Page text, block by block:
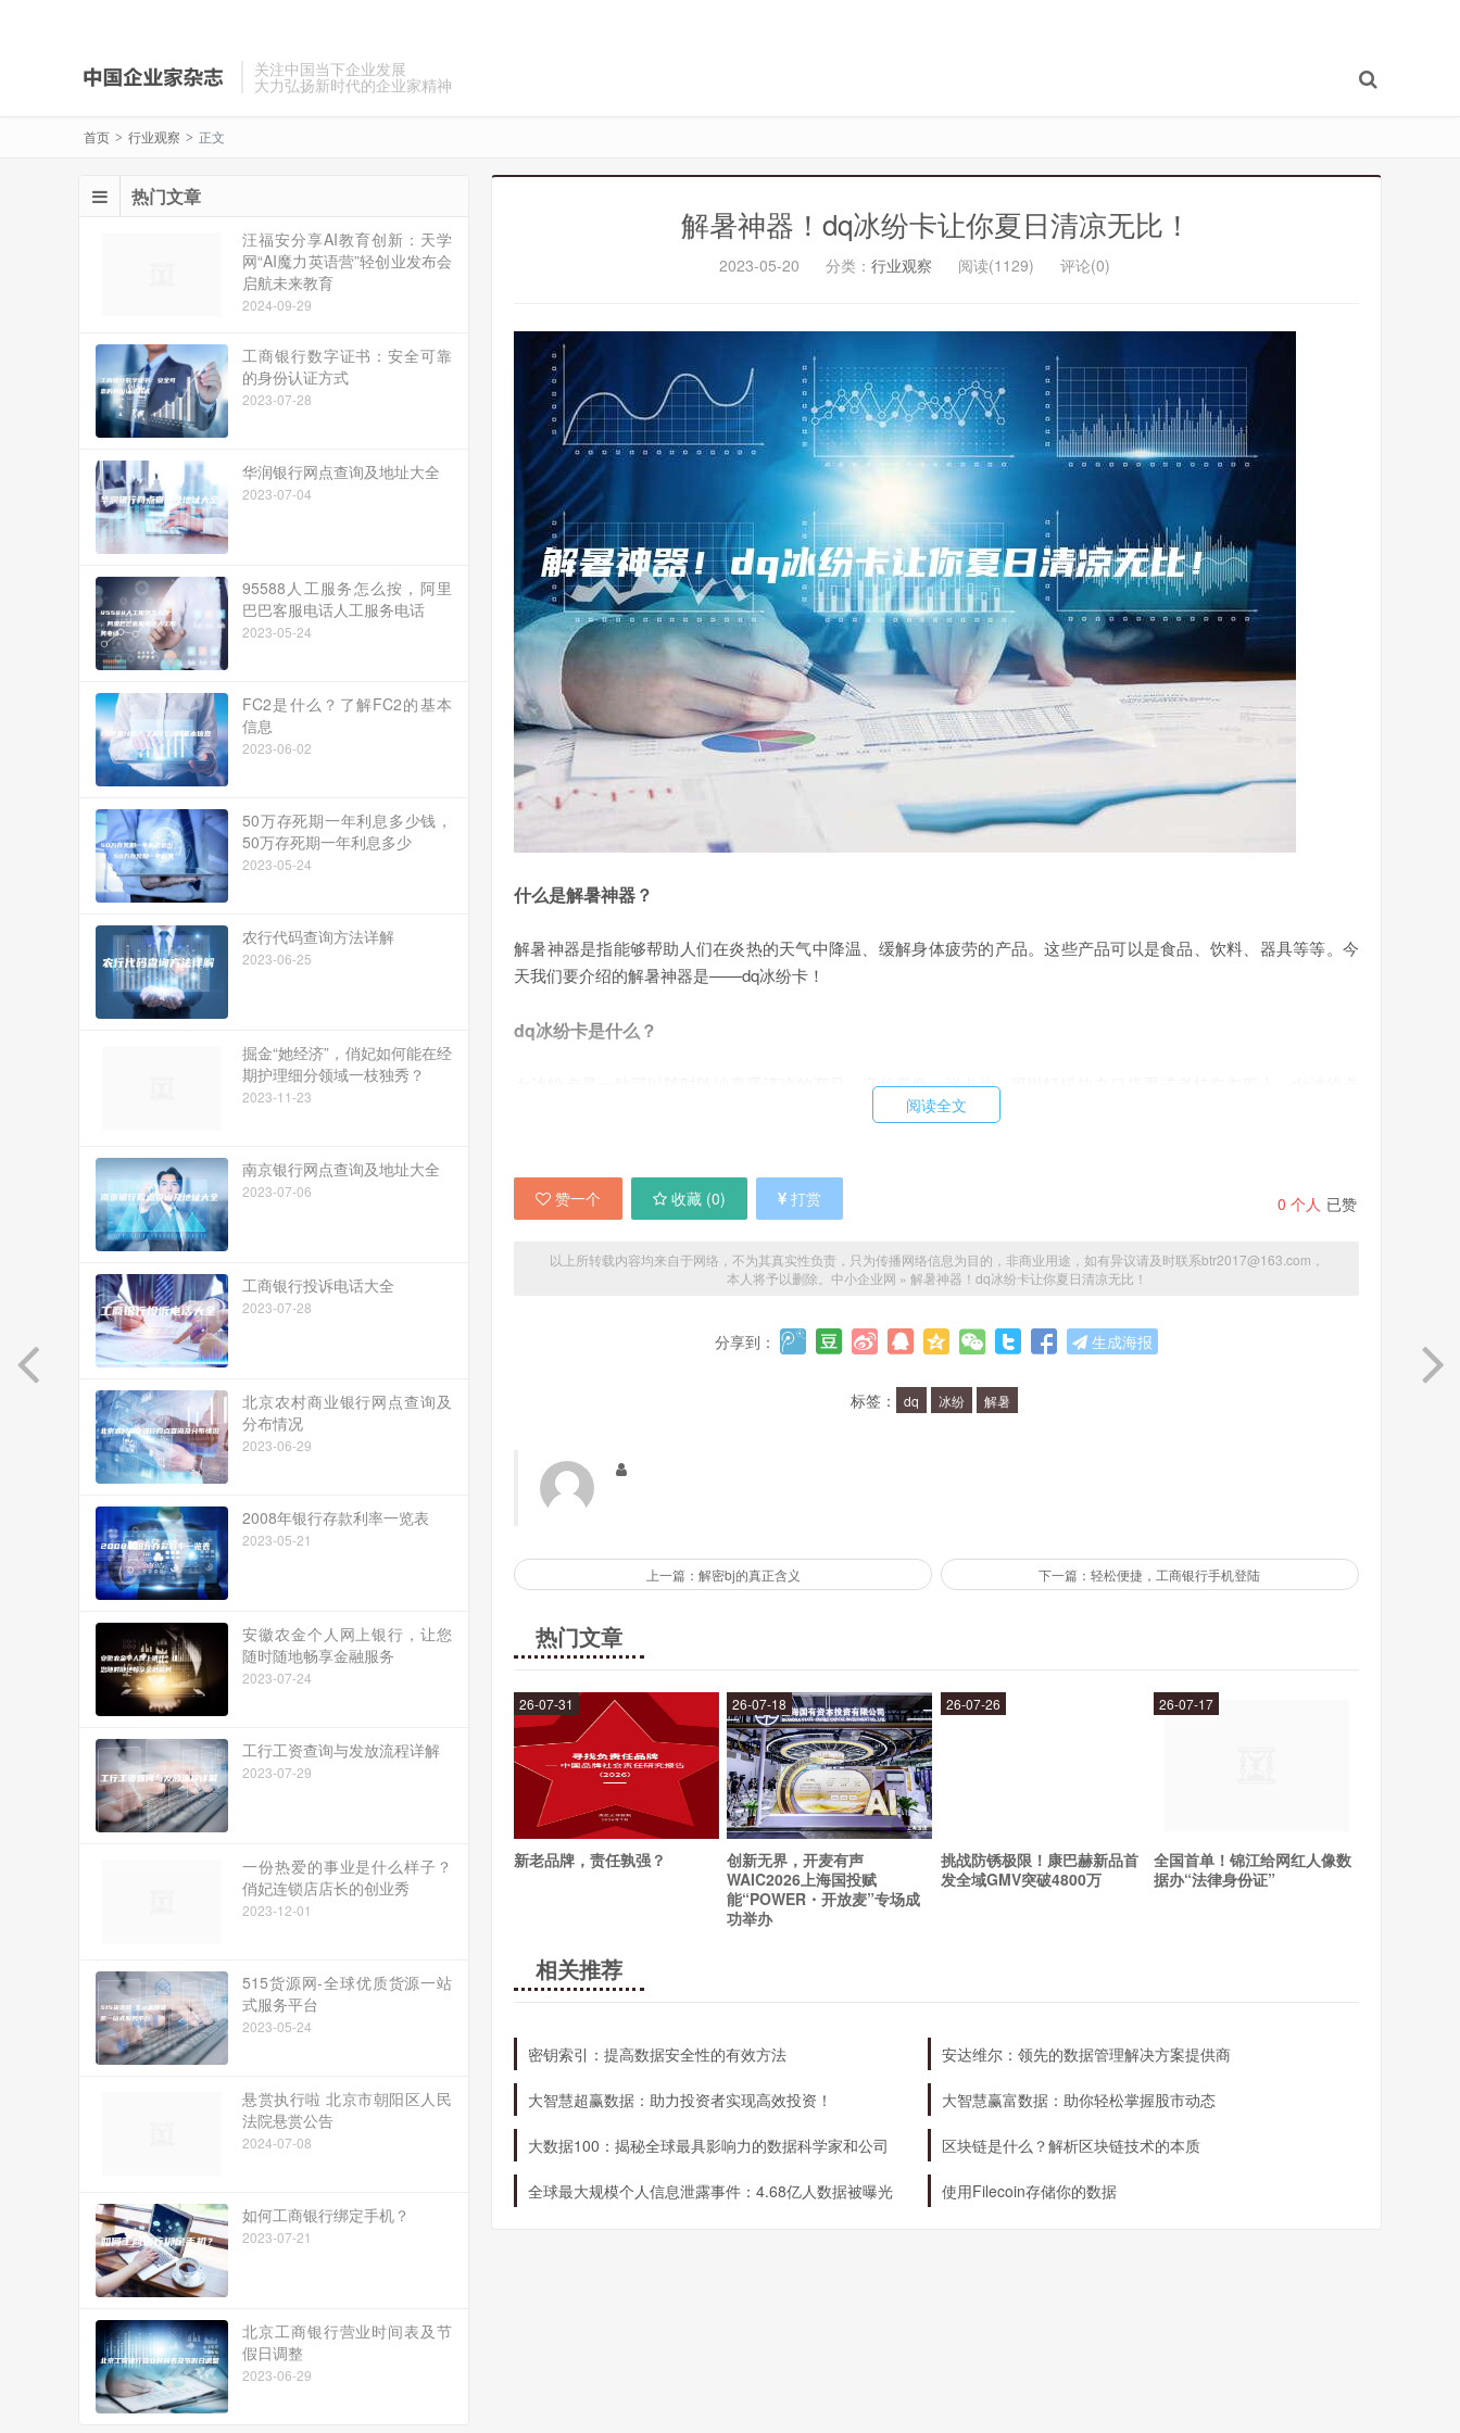
关注中国当下企业发展
大力弘扬新时代的企业家精神
首页 > 行业观察 > 正文
解暑神器！dq冰纷卡让你夏日清凉无比！
2023-05-20 分类： 行业观察 阅读(1129) 评论(0)
什么是解暑神器？
解暑神器是指能够帮助人们在炎热的天气中降温、缓解身体疲劳的产品。这些产品可以是食品、饮料、器具等等。今
天我们要介绍的解暑神器是——dq冰纷卡！
dq冰纷卡是什么？
dq冰纷卡是一种可以随时随地享受清凉的产品，它外形像一张卡片，可以轻松放在口袋里或者挂在衣服上。dq冰纷卡
内部是由高分子材料制成的凝胶，这种凝胶可以吸收水分并且保持凉爽状态。
使用dq冰纷卡有很多好处！首先，它可以帮助你在炎热的天气中降温，让你感到舒适；其次，dq冰纷卡可以缓解身体
使用dq冰纷卡非常简单，只需要将它放在冰箱或者冷水中冷却一段时间，然后取出来放在需要降温的部位即可。dq冰
纷卡的效果可以持续一段时间，如果效果消失了，可以再次放入冷水或者冰箱中进行冷却。
dq冰纷卡非常适合在夏季使用，可以用于户外运动、旅游、上班等场合。它还可以用于缓解热病、头痛等症状。总
结语
dq冰纷卡是一种非常实用的解暑神器，它可以帮助人们在夏季降温、缓解身体疲劳。如果你还没有体验过dq冰纷卡的
清凉效果，赶快去尝试一下吧！
阅读全文
0 个人 已赞
赞一个 收藏 (0) 打赏
以上所转载内容均来自于网络，不为其真实性负责，只为传播网络信息为目的，非商业用途，如有异议请及时联系btr2017@163.com，
本人将予以删除。 中小企业网 » 解暑神器！dq冰纷卡让你夏日清凉无比！
分享到： 生成海报
标签： dq 冰纷 解暑
上一篇：解密bj的真正含义 下一篇：轻松便捷，工商银行手机登陆
热门文章
新老品牌，责任孰强？
26-07-31
创新无界，开麦有声
WAIC2026上海国投赋
能“POWER・开放麦”专场成
功举办
26-07-18
挑战防锈极限！康巴赫新品首
发全域GMV突破4800万
26-07-26
全国首单！锦江给网红人像数
据办“法律身份证”
26-07-17
相关推荐
密钥索引：提高数据安全性的有效方法 安达维尔：领先的数据管理解决方案提供商
大智慧超赢数据：助力投资者实现高效投资！ 大智慧赢富数据：助你轻松掌握股市动态
大数据100：揭秘全球最具影响力的数据科学家和公司 区块链是什么？解析区块链技术的本质
全球最大规模个人信息泄露事件：4.68亿人数据被曝光 使用Filecoin存储你的数据
热门文章
汪福安分享AI教育创新：天学
网“AI魔力英语营”轻创业发布会
启航未来教育
2024-09-29
工商银行数字证书：安全可靠
的身份认证方式
2023-07-28
华润银行网点查询及地址大全
2023-07-04
95588人工服务怎么按，阿里
巴巴客服电话人工服务电话
2023-05-24
FC2是什么？了解FC2的基本
信息
2023-06-02
50万存死期一年利息多少钱，
50万存死期一年利息多少
2023-05-24
农行代码查询方法详解
2023-06-25
掘金“她经济”，俏妃如何能在经
期护理细分领域一枝独秀？
2023-11-23
南京银行网点查询及地址大全
2023-07-06
工商银行投诉电话大全
2023-07-28
北京农村商业银行网点查询及
分布情况
2023-06-29
2008年银行存款利率一览表
2023-05-21
安徽农金个人网上银行，让您
随时随地畅享金融服务
2023-07-24
工行工资查询与发放流程详解
2023-07-29
一份热爱的事业是什么样子？
俏妃连锁店店长的创业秀
2023-12-01
515货源网-全球优质货源一站
式服务平台
2023-05-24
悬赏执行啦 北京市朝阳区人民
法院悬赏公告
2024-07-08
如何工商银行绑定手机？
2023-07-21
北京工商银行营业时间表及节
假日调整
2023-06-29